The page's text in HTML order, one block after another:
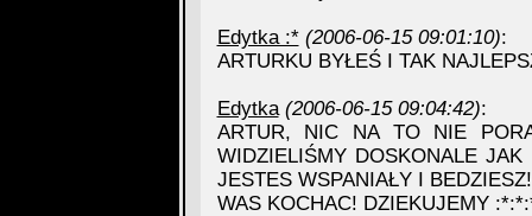
Edytka :* (2006-06-15 09:01:10):
ARTURKU BYŁEŚ I TAK
Edytka (2006-06-15 09:04:42):
ARTUR, NIC NA TO NIE
WIDZIELIŚMY DOSKONALE
JESTES WSPANIAŁY I
WAS KOCHAC! DZIEKUJEMY